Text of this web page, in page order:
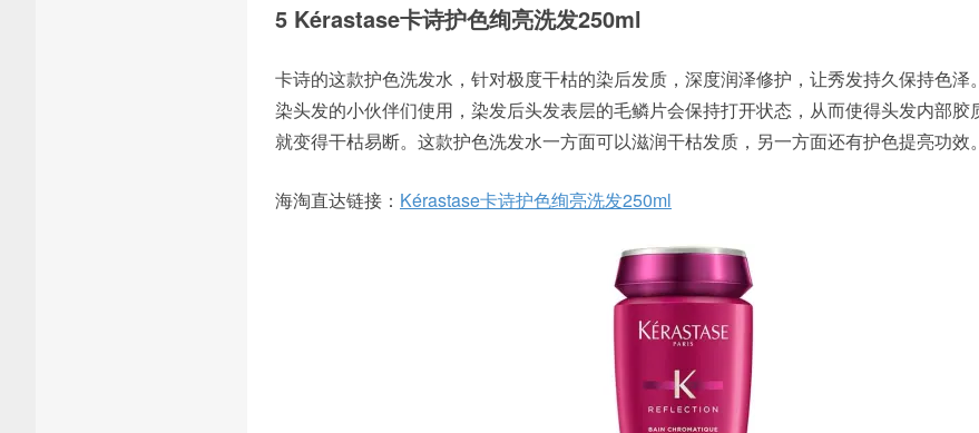
5 Kérastase卡诗护色绚亮洗发250ml
卡诗的这款护色洗发水，针对极度干枯的染后发质，深度润泽修护，让秀发持久保持色泽
染头发的小伙伴们使用，染发后头发表层的毛鳞片会保持打开状态，从而使得头发内部胶
就变得干枯易断。这款护色洗发水一方面可以滋润干枯发质，另一方面还有护色提亮功效。
海淘直达链接： Kérastase卡诗护色绚亮洗发250ml